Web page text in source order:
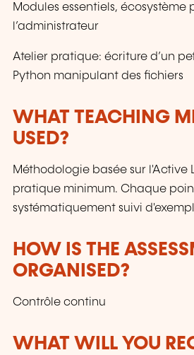
Modules essentiels, écosystème
l’administrateur
Atelier pratique: écriture d’un
Python manipulant des fichiers
WHAT TEACHING
USED?
Méthodologie basée sur l'Active
pratique minimum. Chaque
systématiquement suivi
HOW IS THE
ORGANISED?
Contrôle continu
WHAT WILL YOU